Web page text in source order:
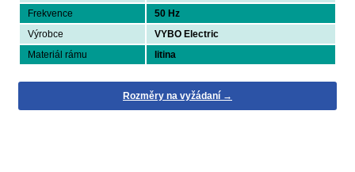
Frekvence
50 Hz
Výrobce
VYBO Electric
Materiál rámu
litina
Rozměry na vyžádaní →